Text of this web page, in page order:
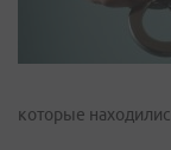
которые